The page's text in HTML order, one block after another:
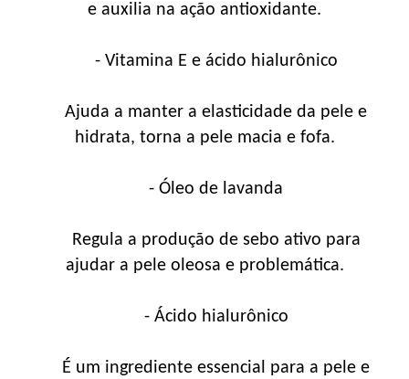
e auxilia na ação antioxidante.
- Vitamina E e ácido hialurônico
Ajuda a manter a elasticidade da pele e
hidrata, torna a pele macia e fofa.
- Óleo de lavanda
Regula a produção de sebo ativo para
ajudar a pele oleosa e problemática.
- Ácido hialurônico
É um ingrediente essencial para a pele e